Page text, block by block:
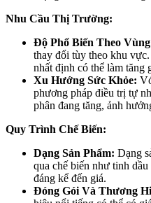
Nhu Cầu Thị Trường:
Độ Phổ Biến Theo
thay đổi tùy theo khu
nhất định có thể làm tăng
Xu Hướng Sức Khỏe:
phương pháp điều trị tự
phân đang tăng, ảnh
Quy Trình Chế Biến:
Dạng Sản Phẩm: Dạng
qua chế biến như tinh
đáng kể đến giá.
Đóng Gói Và Thương